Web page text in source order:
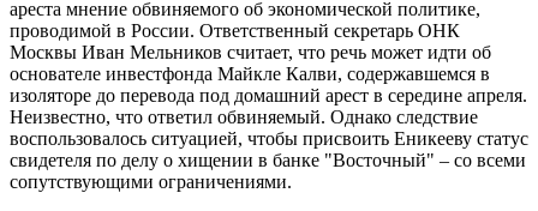
ареста мнение обвиняемого об экономической политике,
проводимой в России. Ответственный секретарь ОНК
Москвы Иван Мельников считает, что речь может идти об
основателе инвестфонда Майкле Калви, содержавшемся в
изоляторе до перевода под домашний арест в середине апреля.
Неизвестно, что ответил обвиняемый. Однако следствие
воспользовалось ситуацией, чтобы присвоить Еникееву статус
свидетеля по делу о хищении в банке "Восточный" – со всеми
сопутствующими ограничениями.